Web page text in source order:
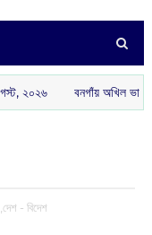
বনগাঁয় অখিল ভারতীয় রাষ্ট্রীয়
,দেশ - বিদেশ